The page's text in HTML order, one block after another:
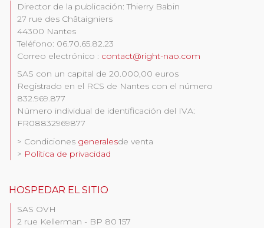
Director de la publicación: Thierry Babin
27 rue des Châtaigniers
44300 Nantes
Teléfono: 06.70.65.82.23
Correo electrónico : contact@right-nao.com
SAS con un capital de 20.000,00 euros
Registrado en el RCS de Nantes con el número
832.969.877
Número individual de identificación del IVA:
FR08832969877
> Condiciones generalesde venta
> Política de privacidad
HOSPEDAR EL SITIO
SAS OVH
2 rue Kellerman - BP 80 157